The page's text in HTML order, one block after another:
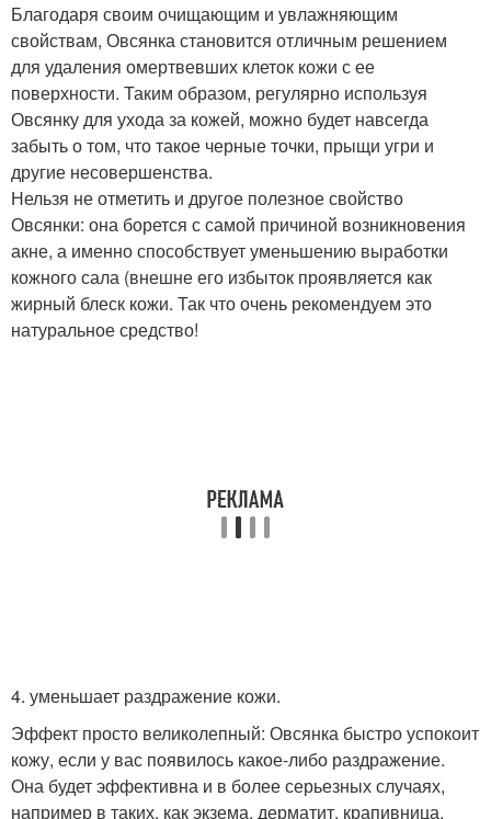
Благодаря своим очищающим и увлажняющим
свойствам, Овсянка становится отличным решением
для удаления омертвевших клеток кожи с ее
поверхности. Таким образом, регулярно используя
Овсянку для ухода за кожей, можно будет навсегда
забыть о том, что такое черные точки, прыщи угри и
другие несовершенства.
Нельзя не отметить и другое полезное свойство
Овсянки: она борется с самой причиной возникновения
акне, а именно способствует уменьшению выработки
кожного сала (внешне его избыток проявляется как
жирный блеск кожи. Так что очень рекомендуем это
натуральное средство!
4. уменьшает раздражение кожи.
Эффект просто великолепный: Овсянка быстро успокоит
кожу, если у вас появилось какое-либо раздражение.
Она будет эффективна и в более серьезных случаях,
например в таких, как экзема, дерматит, крапивница,